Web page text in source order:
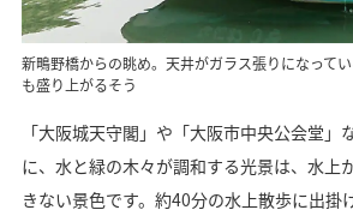
新鴫野橋からの眺め。天井がガラス張りになって
も盛り上がるそう
「大阪城天守閣」や「大阪市中央公会堂」
に、水と緑の木々が調和する光景は、水上
きない景色です。約40分の水上散歩に出掛